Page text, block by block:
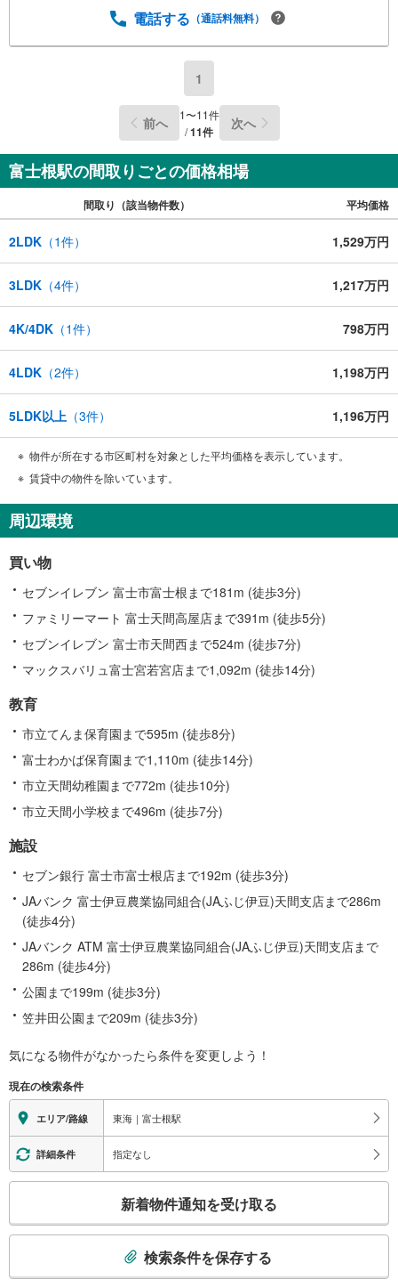
電話する （通話料無料）
1
前へ 1〜11件
/11件 次へ
富士根駅の間取りごとの価格相場
間取り（該当物件数） 平均価格
2LDK （1件） 1,529万円
3LDK （4件） 1,217万円
4K/4DK （1件） 798万円
4LDK （2件） 1,198万円
5LDK以上 （3件） 1,196万円
物件が所在する市区町村を対象とした平均価格を表示しています。
賃貸中の物件を除いています。
周辺環境
買い物
セブンイレブン 富士市富士根まで181m (徒歩3分)
ファミリーマート 富士天間高屋店まで391m (徒歩5分)
セブンイレブン 富士市天間西まで524m (徒歩7分)
マックスバリュ富士宮若宮店まで1,092m (徒歩14分)
教育
市立てんま保育園まで595m (徒歩8分)
富士わかば保育園まで1,110m (徒歩14分)
市立天間幼稚園まで772m (徒歩10分)
市立天間小学校まで496m (徒歩7分)
施設
セブン銀行 富士市富士根店まで192m (徒歩3分)
JAバンク 富士伊豆農業協同組合(JAふじ伊豆)天間支店まで286m
(徒歩4分)
JAバンク ATM 富士伊豆農業協同組合(JAふじ伊豆)天間支店まで
286m (徒歩4分)
公園まで199m (徒歩3分)
笠井田公園まで209m (徒歩3分)
気になる物件がなかったら条件を変更しよう！
現在の検索条件
エリア/路線 東海｜富士根駅
詳細条件 指定なし
検
新着物件通知を受け取る
検索条件を保存する